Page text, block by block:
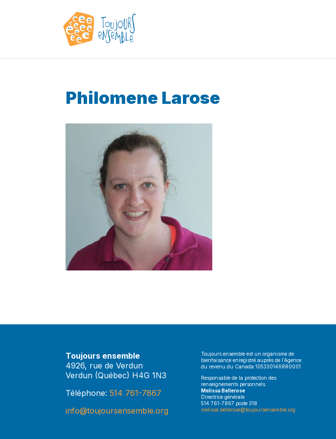
Philomene Larose
Toujours ensemble
4926, rue de Verdun
Verdun (Québec) H4G 1N3
Téléphone:514 761-7867
info@toujoursensemble.org
Toujours ensemble est un organisme de
bienfaisance enregistré auprès de l’Agence
du revenu du Canada:105330146RR0001
Responsable de la protection des
renseignements personnels:
Melissa Bellerose
Directrice générale
514 761-7867 poste 318
melissa.bellerose@toujoursensemble.org